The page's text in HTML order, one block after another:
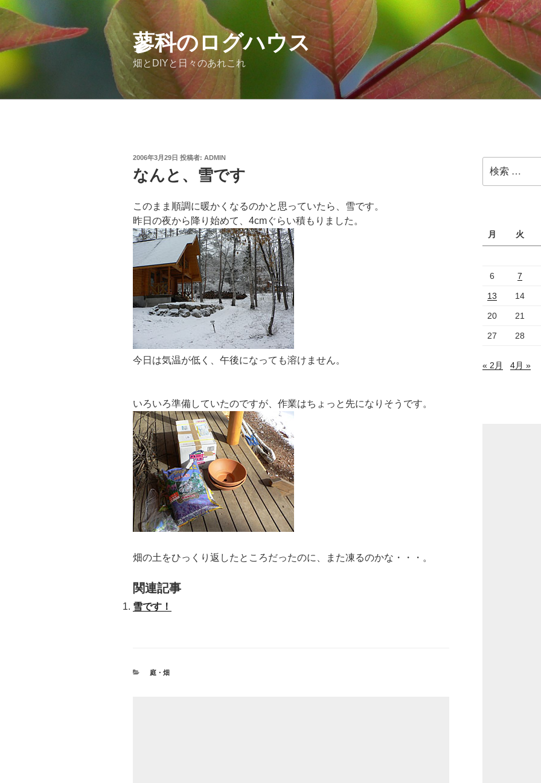
コ
テ
ン
ス
蓼科のログハウス
畑とDIYと日々のあれこれ
投
稿
日:
2006年3月29日 投稿者: ADMIN
なんと、雪です
このまま順調に暖かくなるのかと思っていたら、雪です。
昨日の夜から降り始めて、4cmぐらい積もりました。
今日は気温が低く、午後になっても溶けません。
いろいろ準備していたのですが、作業はちょっと先になりそうです。
畑の土をひっくり返したところだったのに、また凍るのかな・・・。
関連記事
雪です！
カ
庭・畑
索:
月 火
6 7
13 14
20 21
27 28
« 2月 4月 »